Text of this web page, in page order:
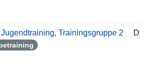
Trainingsgruppe 2